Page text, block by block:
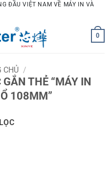
ĐẦU VIỆT NAM VỀ MÁY IN VÀ
0
CHỦ /
THẺ “MÁY IN
108MM”
LỌC